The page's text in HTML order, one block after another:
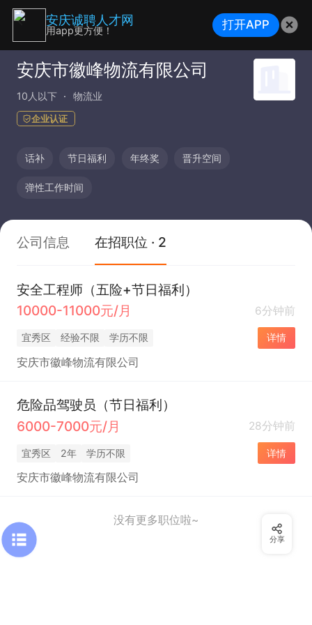
安庆市徽峰物流有限公司
10人以下 物流业
企业认证
话补 节日福利 年终奖 晋升空间
弹性工作时间
公司信息 在招职位 · 2
安全工程师（五险+节日福利）
10000-11000元/月
6分钟前
宜秀区 经验不限 学历不限 详情
安庆市徽峰物流有限公司
危险品驾驶员（节日福利）
6000-7000元/月
28分钟前
宜秀区 2年 学历不限 详情
安庆市徽峰物流有限公司
没有更多职位啦~
分享
安庆诚聘人才网
用app更方便！ 打开APP